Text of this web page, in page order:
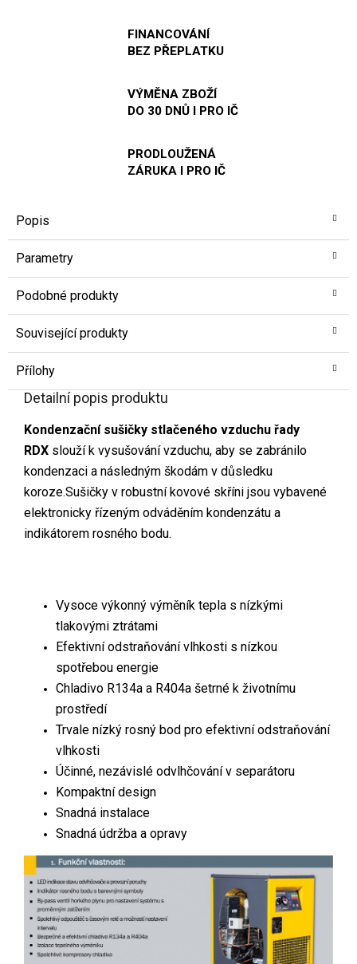
FINANCOVÁNÍ
BEZ PŘEPLATKU
VÝMĚNA ZBOŽÍ
DO 30 DNŮ I PRO IČ
PRODLOUŽENÁ
ZÁRUKA I PRO IČ
Popis
Parametry
Podobné produkty
Související produkty
Přílohy
Detailní popis produktu
Kondenzační sušičky stlačeného vzduchu řady
RDX slouží k vysušování vzduchu, aby se zabránilo
kondenzaci a následným škodám v důsledku
koroze.Sušičky v robustní kovové skříni jsou vybavené
elektronicky řízeným odváděním kondenzátu a
indikátorem rosného bodu.
Vysoce výkonný výměník tepla s nízkými
tlakovými ztrátami
Efektivní odstraňování vlhkosti s nízkou
spotřebou energie
Chladivo R134a a R404a šetrné k životnímu
prostředí
Trvale nízký rosný bod pro efektivní odstraňování
vlhkosti
Účinné, nezávislé odvlhčování v separátoru
Kompaktní design
Snadná instalace
Snadná údržba a opravy